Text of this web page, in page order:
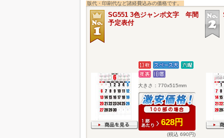
版代・印刷代など諸経費込みの価格です。
SG551 3色ジャンボ文字 年間
予定表付
大きさ：770x515mm
628円
(税込 690円)